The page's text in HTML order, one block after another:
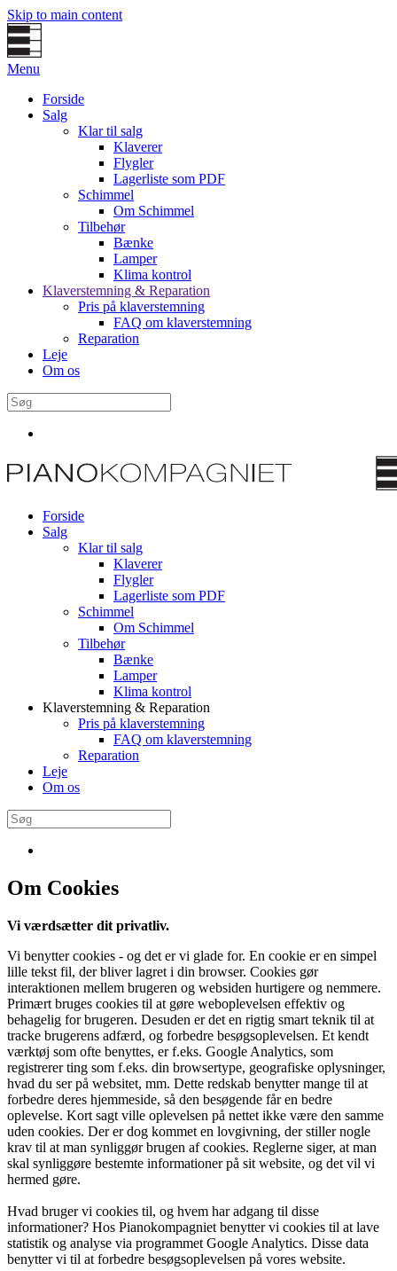
Skip to main content
Menu
Forside
Salg
Klar til salg
Klaverer
Flygler
Lagerliste som PDF
Schimmel
Om Schimmel
Tilbehør
Bænke
Lamper
Klima kontrol
Klaverstemning & Reparation
Pris på klaverstemning
FAQ om klaverstemning
Reparation
Leje
Om os
Forside
Salg
Klar til salg
Klaverer
Flygler
Lagerliste som PDF
Schimmel
Om Schimmel
Tilbehør
Bænke
Lamper
Klima kontrol
Klaverstemning & Reparation
Pris på klaverstemning
FAQ om klaverstemning
Reparation
Leje
Om os
Om Cookies
Vi værdsætter dit privatliv.
Vi benytter cookies - og det er vi glade for. En cookie er en simpel
lille tekst fil, der bliver lagret i din browser. Cookies gør
interaktionen mellem brugeren og websiden hurtigere og nemmere.
Primært bruges cookies til at gøre weboplevelsen effektiv og
behagelig for brugeren. Desuden er det en rigtig smart teknik til at
tracke brugerens adfærd, og forbedre besøgsoplevelsen. Et kendt
værktøj som ofte benyttes, er f.eks. Google Analytics, som
registrerer ting som f.eks. din browsertype, geografiske oplysninger,
hvad du ser på websitet, mm. Dette redskab benytter mange til at
forbedre deres hjemmeside, så den besøgende får en bedre
oplevelse. Kort sagt ville oplevelsen på nettet ikke være den samme
uden cookies. Der er dog kommet en lovgivning, der stiller nogle
krav til at man synliggør brugen af cookies. Reglerne siger, at man
skal synliggøre bestemte informationer på sit website, og det vil vi
hermed gøre.
Hvad bruger vi cookies til, og hvem har adgang til disse
informationer? Hos Pianokompagniet benytter vi cookies til at lave
statistik og analyse via programmet Google Analytics. Disse data
benytter vi til at forbedre besøgsoplevelsen på vores website.